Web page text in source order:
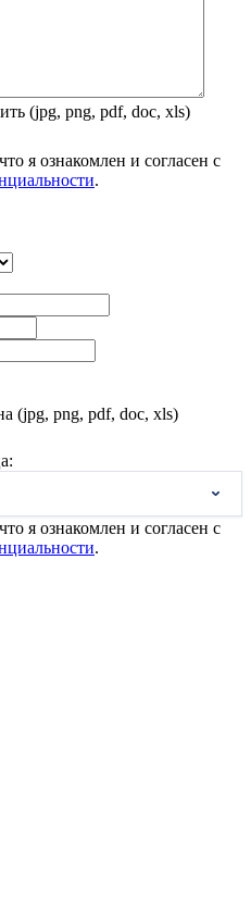
(jpg, png, pdf, doc, xls)
я ознакомлен и согласен с
.
(jpg, png, pdf, doc, xls)
я ознакомлен и согласен с
.